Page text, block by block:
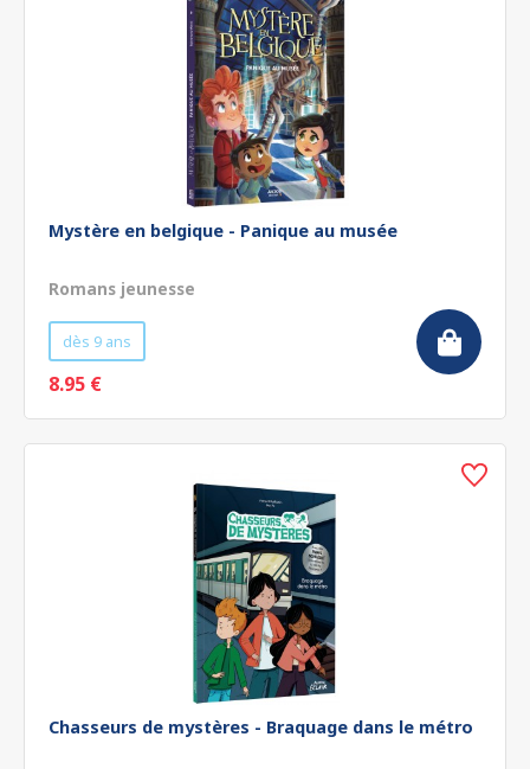
Mystère en belgique - Panique au musée
Romans jeunesse
dès 9 ans
8.95 €
Chasseurs de mystères - Braquage dans le métro